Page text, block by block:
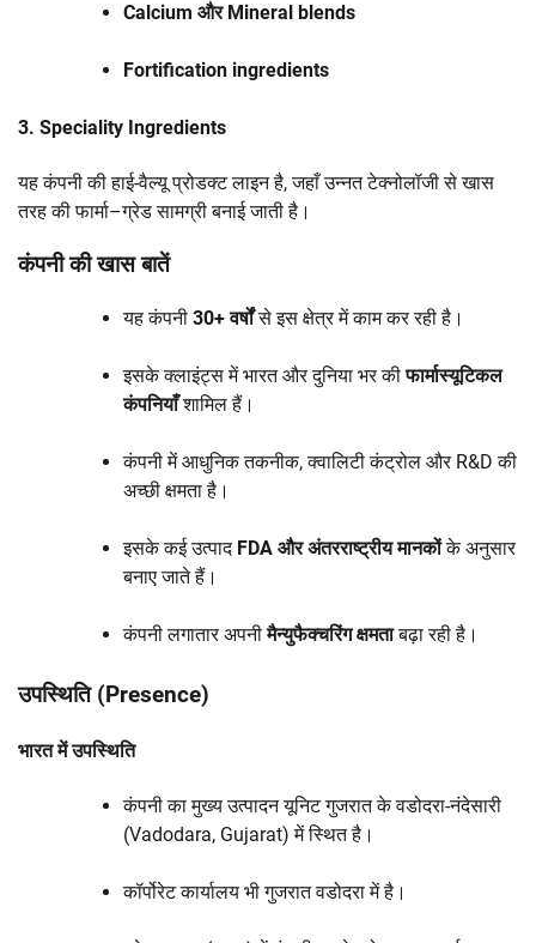
Calcium और Mineral blends
Fortification ingredients
3. Speciality Ingredients
यह कंपनी की हाई-वैल्यू प्रोडक्ट लाइन है, जहाँ उन्नत टेक्नोलॉजी से खास
तरह की फार्मा–ग्रेड सामग्री बनाई जाती है।
कंपनी की खास बातें
यह कंपनी 30+ वर्षोंसे इस क्षेत्र में काम कर रही है।
इसके क्लाइंट्स में भारत और दुनिया भर कीफार्मास्यूटिकल
कंपनियाँशामिल हैं।
कंपनी में आधुनिक तकनीक, क्वालिटी कंट्रोल और R&D की
अच्छी क्षमता है।
इसके कई उत्पाद FDA और अंतरराष्ट्रीय मानकोंके अनुसार
बनाए जाते हैं।
कंपनी लगातार अपनीमैन्युफैक्चरिंग क्षमताबढ़ा रही है।
उपस्थिति (Presence)
भारत में उपस्थिति
कंपनी का मुख्य उत्पादन यूनिट गुजरात के वडोदरा-नंदेसारी
(Vadodara, Gujarat) में स्थित है।
कॉर्पोरेट कार्यालय भी गुजरात वडोदरा में है।